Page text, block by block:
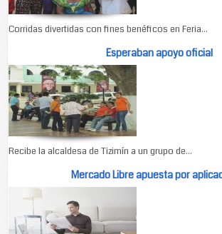
Corridas divertidas con fines benéficos en Feria...
Esperaban apoyo oficial
Recibe la alcaldesa de Tizimín a un grupo de...
Mercado Libre apuesta por